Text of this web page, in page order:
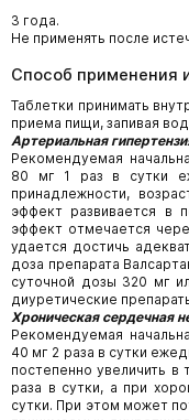
3 года.
Не применять после
Способ применения
Таблетки принимать
приема пищи, запивая
Артериальная
Рекомендуемая
80 мг 1 раз в сутки
принадлежности,
эффект развивается в
эффект отмечается
удается достичь
доза препарата
суточной дозы 320 мг
диуретические
Хроническая сердечная
Рекомендуемая
40 мг 2 раза в сутки
постепенно увеличить
раза в сутки, а при
сутки. При этом может